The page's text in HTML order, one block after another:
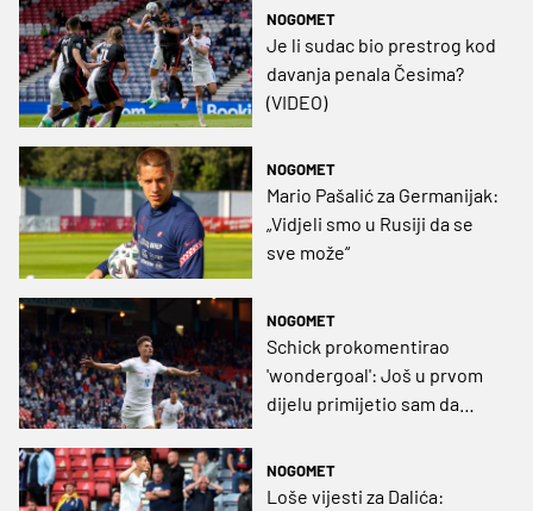
NOGOMET
Je li sudac bio prestrog kod
davanja penala Česima?
(VIDEO)
NOGOMET
Mario Pašalić za Germanijak:
„Vidjeli smo u Rusiji da se
sve može“
NOGOMET
Schick prokomentirao
'wondergoal': Još u prvom
dijelu primijetio sam da
NOGOMET
Loše vijesti za Dalića: